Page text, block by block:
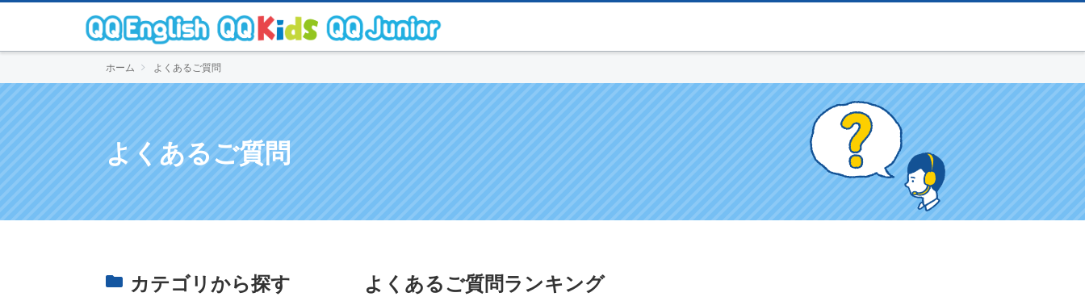
ホーム よくあるご質問
よくあるご質問
カテゴリから探す よくあるご質問ランキング